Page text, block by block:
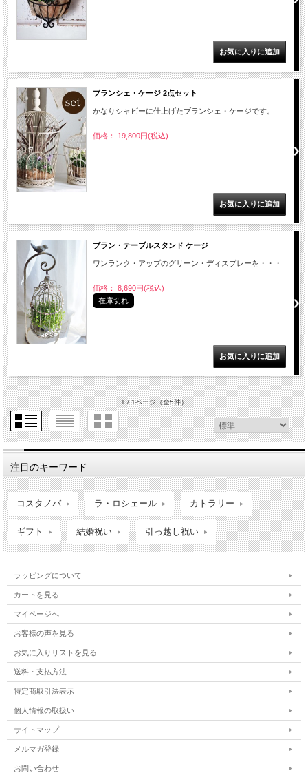
ブランシェ・ケージ 2点セット
かなりシャビーに仕上げたブランシェ・ケージです。
価格： 19,800円(税込)
ブラン・テーブルスタンド ケージ
ワンランク・アップのグリーン・ディスプレーを・・・
価格： 8,690円(税込)
在庫切れ
1 / 1ページ（全5件）
注目のキーワード
コスタノバ ラ・ロシェール カトラリー
ギフト 結婚祝い 引っ越し祝い
ラッピングについて
カートを見る
マイページへ
お客様の声を見る
お気に入りリストを見る
送料・支払方法
特定商取引法表示
個人情報の取扱い
サイトマップ
メルマガ登録
お問い合わせ